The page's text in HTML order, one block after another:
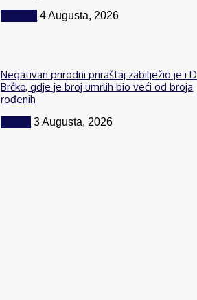
4 Augusta, 2026
Negativan prirodni priraštaj zabilježio je i
Brčko, gdje je broj umrlih bio veći od broja
rođenih
3 Augusta, 2026